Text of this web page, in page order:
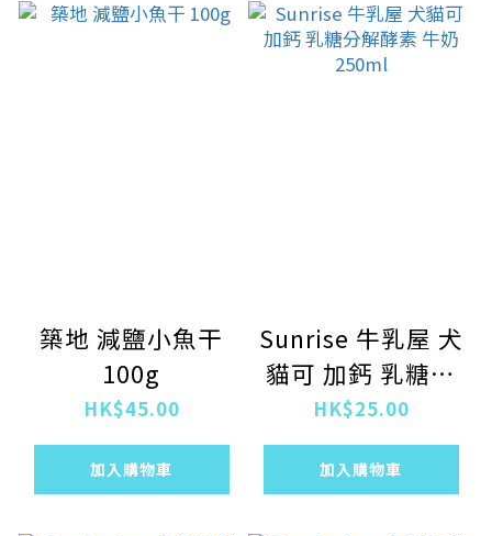
築地 減鹽小魚干
100g
HK$45.00
加入購物車
Sunrise 牛乳屋 犬
貓可 加鈣 乳糖分
解酵素 牛奶
250ml
HK$25.00
加入購物車